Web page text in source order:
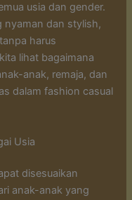
usia dan gender.
nyaman dan stylish,
harus
lihat bagaimana
anak, remaja, dan
dalam fashion casual
Usia
disesuaikan
anak-anak yang